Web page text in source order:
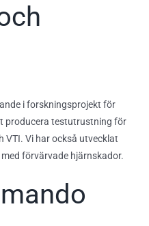
i forskningsprojekt för
producera testutrustning för
VTI. Vi har också utvecklat
förvärvade hjärnskador.